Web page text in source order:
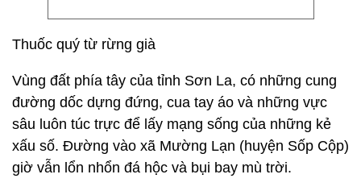
Thuốc quý từ rừng già
Vùng đất phía tây của tỉnh Sơn La, có những cung
đường dốc dựng đứng, cua tay áo và những vực
sâu luôn túc trực để lấy mạng sống của những kẻ
xấu số. Đường vào xã Mường Lạn (huyện Sốp Cộp)
giờ vẫn lổn nhổn đá hộc và bụi bay mù trời.